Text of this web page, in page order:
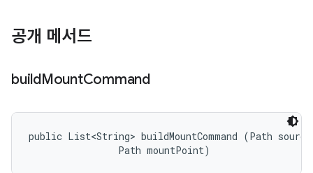
공개 메서드
buildMountCommand
public List<String> buildMountCommand (Path
                Path mountPoint)